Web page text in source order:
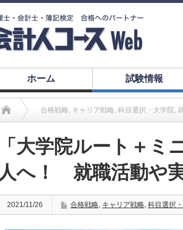
ホーム 試験情報
合格戦略, キャリア戦略, 科目選択・大学院,
「大学院ルート＋ミ
人へ！ 就職活動や
2021/11/26 合格戦略, キャリア戦略, 科目選択